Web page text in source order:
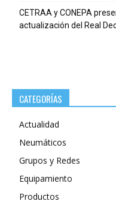
CETRAA y CONEPA
actualización del Real
CATEGORÍAS
Actualidad
Neumáticos
Grupos y Redes
Equipamiento
Productos